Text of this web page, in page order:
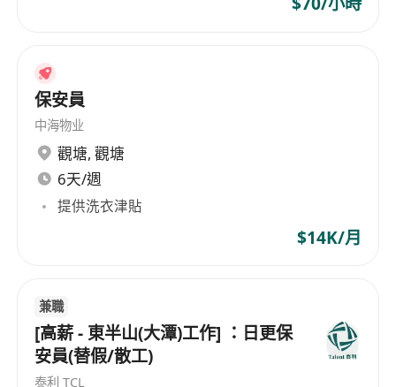
保安員
中海物业
觀塘, 觀塘
6天/週
提供洗衣津貼
$14K/月
兼職
[高薪 - 東半山(大潭)工作] ：日更保
安員(替假/散工)
泰利 TCL